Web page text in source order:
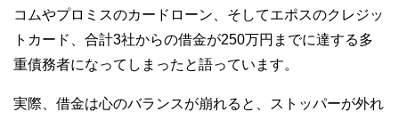
コムやプロミスのカードローン、そしてエポスのクレジッ
トカード、合計3社からの借金が250万円までに達する多
重債務者になってしまったと語っています。
実際、借金は心のバランスが崩れると、ストッパーが外れ